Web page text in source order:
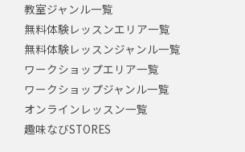
教室ジャンル一覧
無料体験レッスンエリア一覧
無料体験レッスンジャンル一覧
ワークショップエリア一覧
ワークショップジャンル一覧
オンラインレッスン一覧
趣味なびSTORES